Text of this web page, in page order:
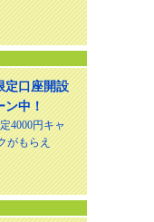
定口座開設
ン中！
4000円キャ
がもらえ